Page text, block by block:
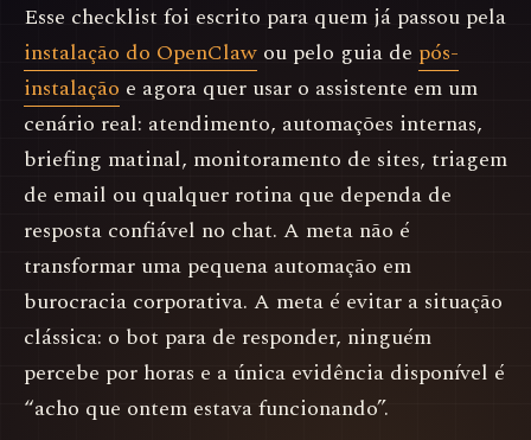
Esse checklist foi escrito para quem já passou pela
instalação do OpenClaw ou pelo guia de pós-
instalação e agora quer usar o assistente em um
cenário real: atendimento, automações internas,
briefing matinal, monitoramento de sites, triagem
de email ou qualquer rotina que dependa de
resposta confiável no chat. A meta não é
transformar uma pequena automação em
burocracia corporativa. A meta é evitar a situação
clássica: o bot para de responder, ninguém
percebe por horas e a única evidência disponível é
“acho que ontem estava funcionando”.